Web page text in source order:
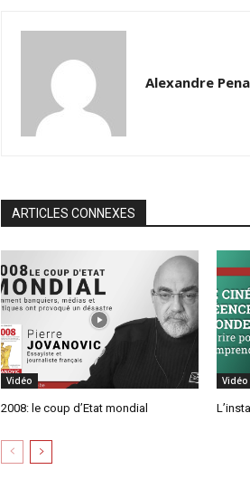
Alexandre
ARTICLES CONNEXES
Vidéo
2008: le coup d’Etat mondial
Vidéo